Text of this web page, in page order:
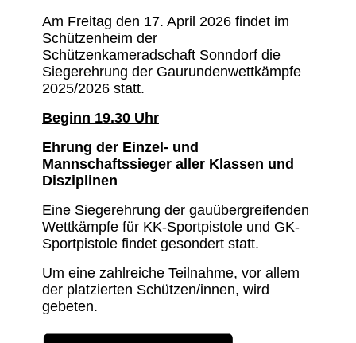
Am Freitag den 17. April 2026 findet im
Schützenheim der
Schützenkameradschaft Sonndorf die
Siegerehrung der Gaurundenwettkämpfe
2025/2026 statt.
Beginn 19.30 Uhr
Ehrung der Einzel- und
Mannschaftssieger aller Klassen und
Disziplinen
Eine Siegerehrung der gauübergreifenden
Wettkämpfe für KK-Sportpistole und GK-
Sportpistole findet gesondert statt.
Um eine zahlreiche Teilnahme, vor allem
der platzierten Schützen/innen, wird
gebeten.